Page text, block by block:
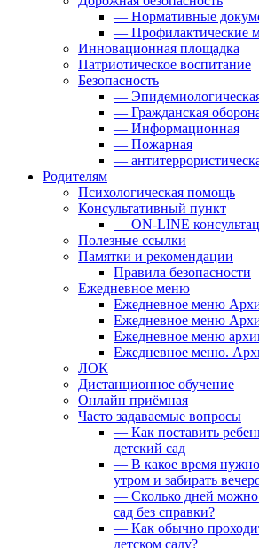
— Нормативные
— Профилактические
Инновационная площадка
Патриотическое воспитание
Безопасность
—
— Гражданская
— Информационная
— Пожарная
—
Родителям
Психологическая помощь
Консультативный пункт
— ON-LINE
Полезные ссылки
Памятки и рекомендации
Правила безопасности
Ежедневное меню
Ежедневное меню
Ежедневное меню
Ежедневное меню
Ежедневное меню.
ЛОК
Дистанционное обучение
Онлайн приёмная
Часто задаваемые вопросы
— Как поставить
детский сад
— В какое время нужно
утром и забирать
— Сколько дней можно
сад без справки?
— Как обычно
детском саду?